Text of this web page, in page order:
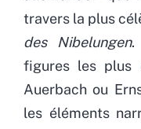
travers la plus
des Nibelungen.
figures les plus
Auerbach ou
les éléments